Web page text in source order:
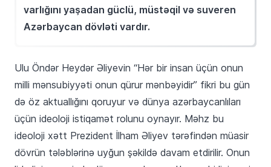
varlığını yaşadan güclü, müstəqil və suveren
Azərbaycan dövləti vardır.
Ulu Öndər Heydər Əliyevin “Hər bir insan üçün onun
milli mənsubiyyəti onun qürur mənbəyidir” fikri bu gün
də öz aktuallığını qoruyur və dünya azərbaycanlıları
üçün ideoloji istiqamət rolunu oynayır. Məhz bu
ideoloji xətt Prezident İlham Əliyev tərəfindən müasir
dövrün tələblərinə uyğun şəkildə davam etdirilir. Onun